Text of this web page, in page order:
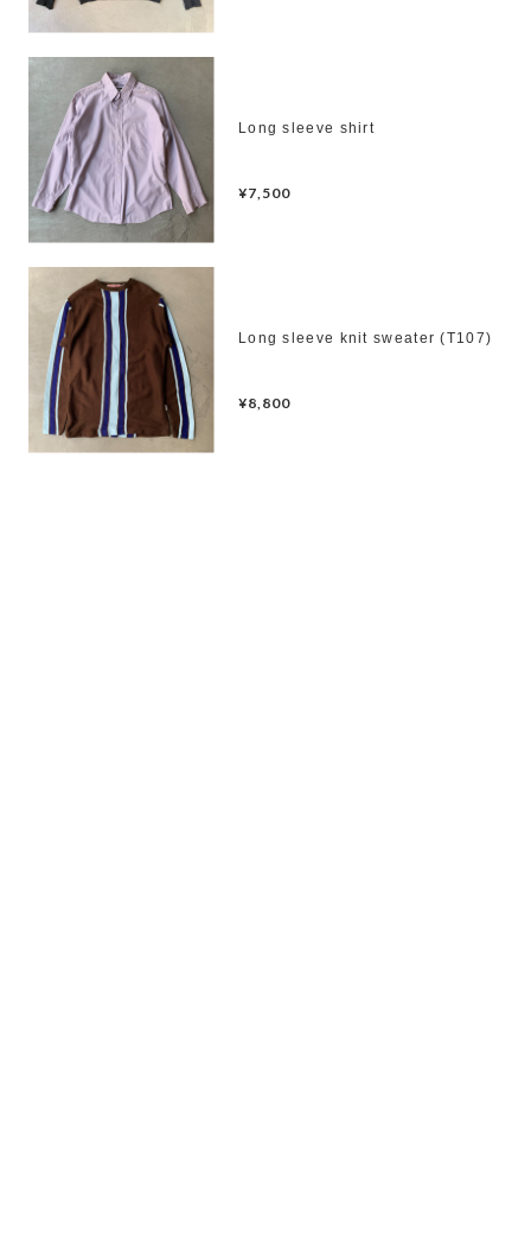
Long sleeve shirt
¥7,500
Long sleeve knit sweater (T107)
¥8,800